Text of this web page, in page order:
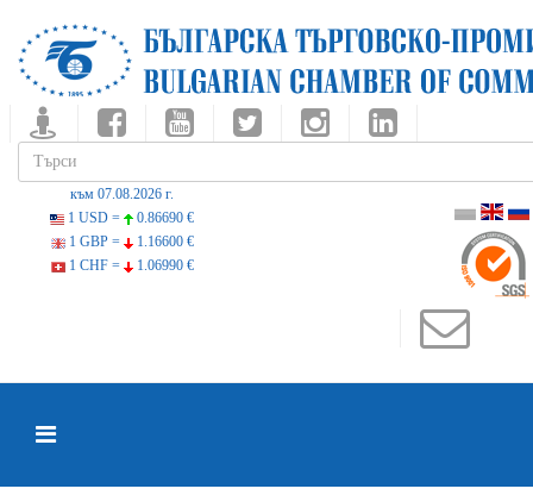
към 07.08.2026 г.
1 USD =
0.86690 €
1 GBP =
1.16600 €
1 CHF =
1.06990 €